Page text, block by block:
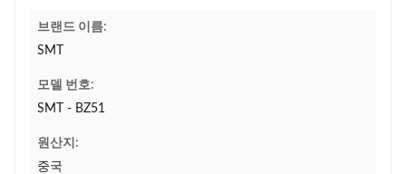
브랜드 이름:
SMT
모델 번호:
SMT - BZ51
원산지:
중국